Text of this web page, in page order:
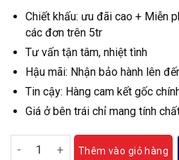
Chiết khấu: ưu đãi cao + Miễn
các đơn trên 5tr
Tư vấn tận tâm, nhiệt tình
Hậu mãi: Nhận bảo hành lên
Tin cậy: Hàng cam kết gốc
Giá ở bên trái chỉ mang tính
Đồng hồ nước Pmax DN20 số
Thêm vào giỏ hàng